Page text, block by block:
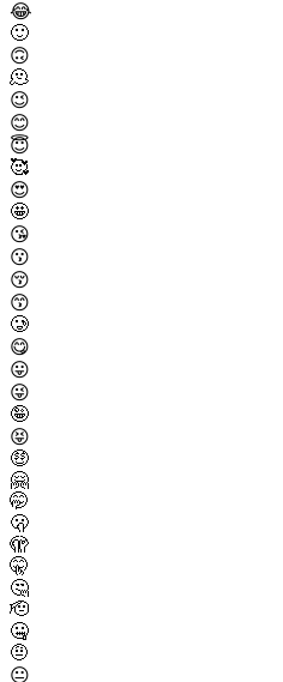
😂
🙂
🙃
🫠
😉
😊
😇
🥰
😍
🤩
😘
😗
😚
😙
🥲
😋
😛
😜
🤪
😝
🤑
🤗
🤭
🫢
🫣
🤫
🤔
🫡
🤐
🤨
😐